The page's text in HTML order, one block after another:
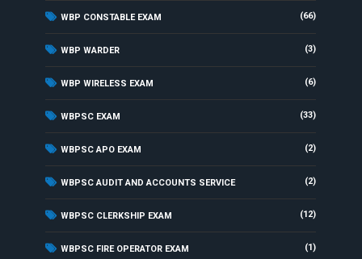
WBP CONSTABLE EXAM (66)
WBP WARDER (3)
WBP WIRELESS EXAM (6)
WBPSC EXAM (33)
WBPSC APO EXAM (2)
WBPSC AUDIT AND ACCOUNTS SERVICE (2)
WBPSC CLERKSHIP EXAM (12)
WBPSC FIRE OPERATOR EXAM (1)